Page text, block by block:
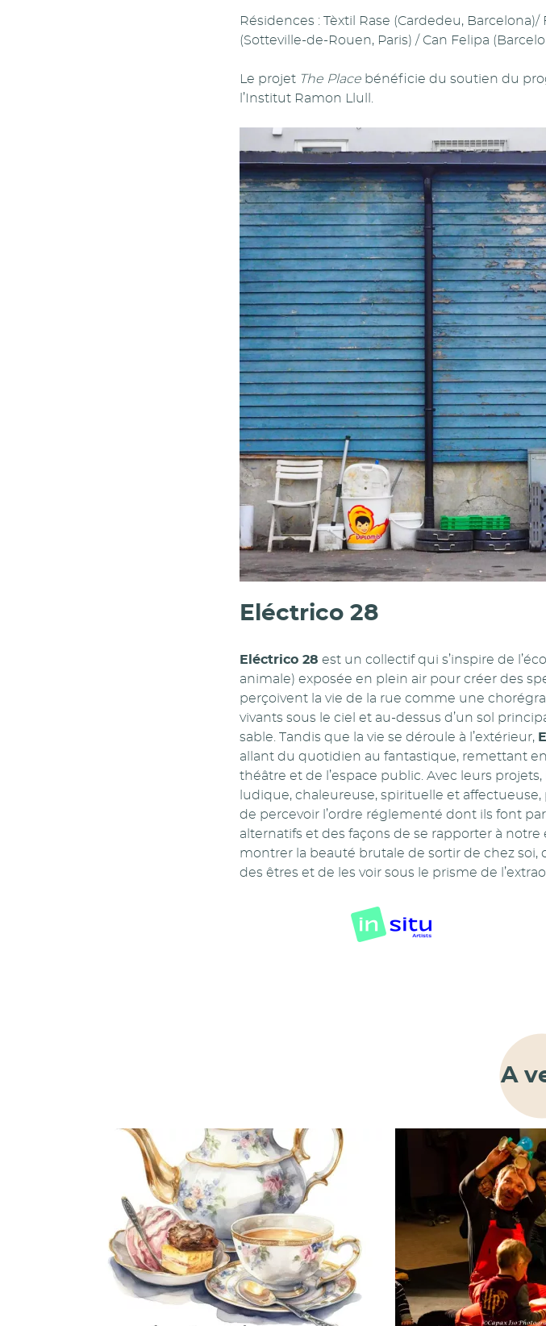
Résidences : Tèxtil Rase (Cardedeu, Barcelona)/
(Sotteville-de-Rouen, Paris) / Can Felipa
Le projet The Place bénéficie du soutien du
l’Institut Ramon Llull.
Eléctrico 28
Eléctrico 28 est un collectif qui s’inspire de
animale) exposée en plein air pour créer des
perçoivent la vie de la rue comme une
vivants sous le ciel et au-dessus d’un sol
sable. Tandis que la vie se déroule à l’extérieur,
allant du quotidien au fantastique, remettant
théâtre et de l’espace public. Avec leurs
ludique, chaleureuse, spirituelle et
de percevoir l’ordre réglementé dont ils font
alternatifs et des façons de se rapporter à notre
montrer la beauté brutale de sortir de chez soi,
des êtres et de les voir sous le prisme de
A